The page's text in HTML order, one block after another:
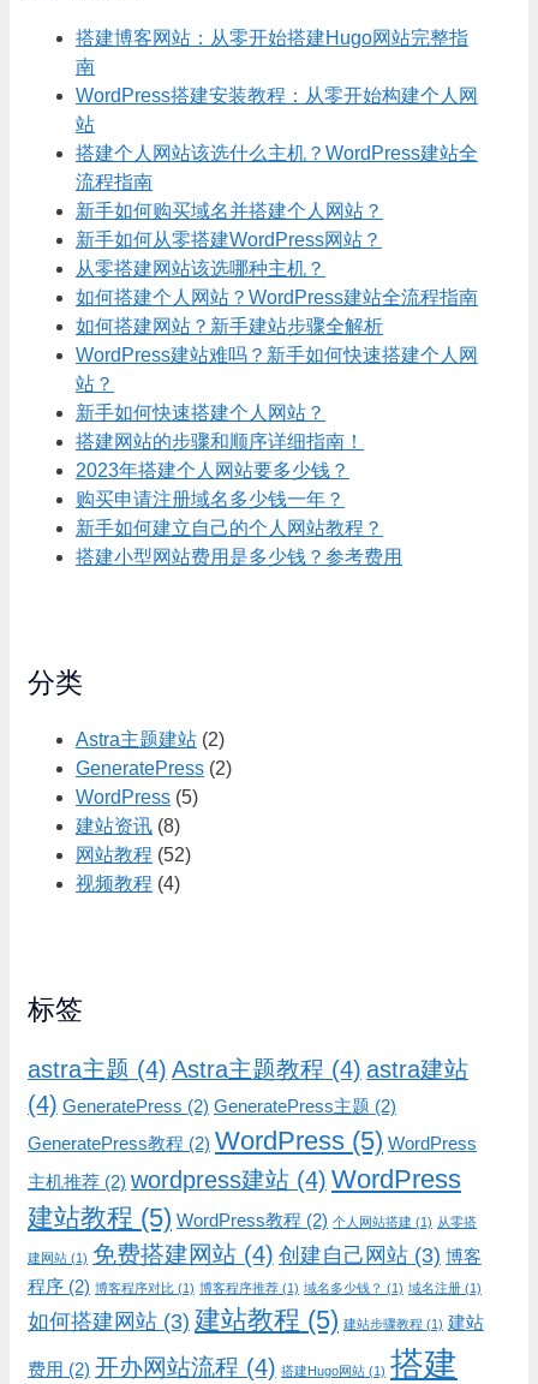
搭建博客网站：从零开始搭建Hugo网站完整指
南
WordPress搭建安装教程：从零开始构建个人网
站
搭建个人网站该选什么主机？WordPress建站全
流程指南
新手如何购买域名并搭建个人网站？
新手如何从零搭建WordPress网站？
从零搭建网站该选哪种主机？
如何搭建个人网站？WordPress建站全流程指南
如何搭建网站？新手建站步骤全解析
WordPress建站难吗？新手如何快速搭建个人网
站？
新手如何快速搭建个人网站？
搭建网站的步骤和顺序详细指南！
2023年搭建个人网站要多少钱？
购买申请注册域名多少钱一年？
新手如何建立自己的个人网站教程？
搭建小型网站费用是多少钱？参考费用
分类
Astra主题建站 (2)
GeneratePress (2)
WordPress (5)
建站资讯 (8)
网站教程 (52)
视频教程 (4)
标签
astra主题 (4) Astra主题教程 (4) astra建站
(4) GeneratePress (2) GeneratePress主题 (2)
GeneratePress教程 (2) WordPress (5) WordPress
主机推荐 (2) wordpress建站 (4) WordPress
建站教程 (5) WordPress教程 (2) 个人网站搭建 (1) 从零搭
建网站 (1) 免费搭建网站 (4) 创建自己网站 (3) 博客
程序 (2) 博客程序对比 (1) 博客程序推荐 (1) 域名多少钱？ (1) 域名注册 (1)
如何搭建网站 (3) 建站教程 (5) 建站步骤教程 (1) 建站
费用 (2) 开办网站流程 (4) 搭建Hugo网站 (1) 搭建